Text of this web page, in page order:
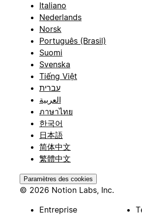
Italiano
Nederlands
Norsk
Português (Brasil)
Suomi
Svenska
Tiếng Việt
עברית
العربية
ภาษาไทย
한국어
日本語
简体中文
繁體中文
Paramètres des cookies
© 2026 Notion Labs, Inc.
Entreprise